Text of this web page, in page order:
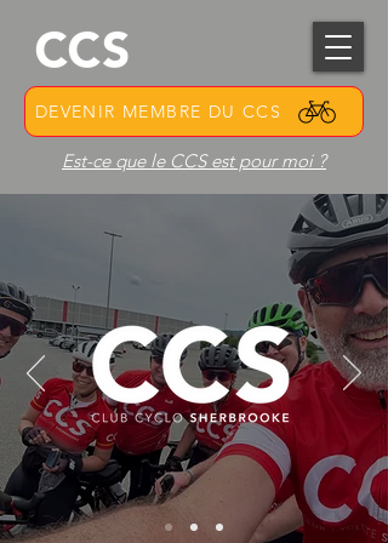
DEVENIR MEMBRE DU CCS
Est-ce que le CCS est pour moi ?